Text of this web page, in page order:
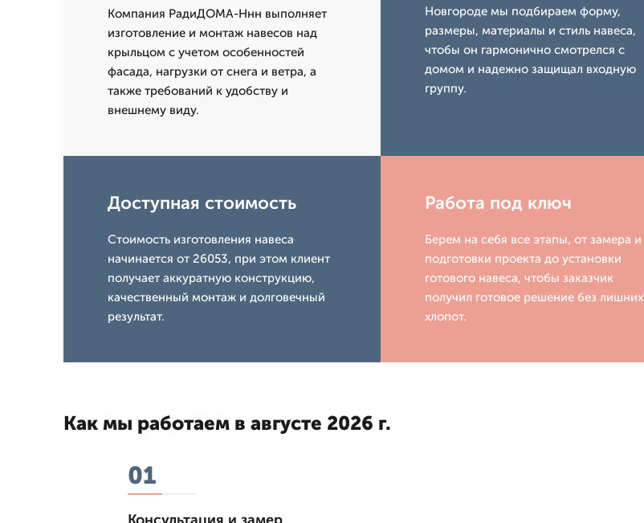
Компания РадиДОМА-Ннн выполняет
изготовление и монтаж навесов над
крыльцом с учетом особенностей
фасада, нагрузки от снега и ветра, а
также требований к удобству и
внешнему виду.
Новгороде мы подбираем форму,
размеры, материалы и стиль навеса,
чтобы он гармонично смотрелся с
домом и надежно защищал входную
группу.
Доступная стоимость
Стоимость изготовления навеса
начинается от 26053, при этом клиент
получает аккуратную конструкцию,
качественный монтаж и долговечный
результат.
Работа под ключ
Берем на себя все этапы, от замера и
подготовки проекта до установки
готового навеса, чтобы заказчик
получил готовое решение без лишних
хлопот.
Как мы работаем в августе 2026 г.
01